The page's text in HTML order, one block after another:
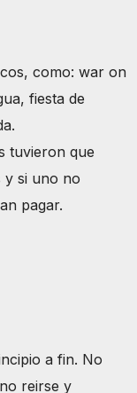
como: war on
fiesta de
prenda.
tuvieron que
y si uno no
pagar.
a fin. No
reirse y